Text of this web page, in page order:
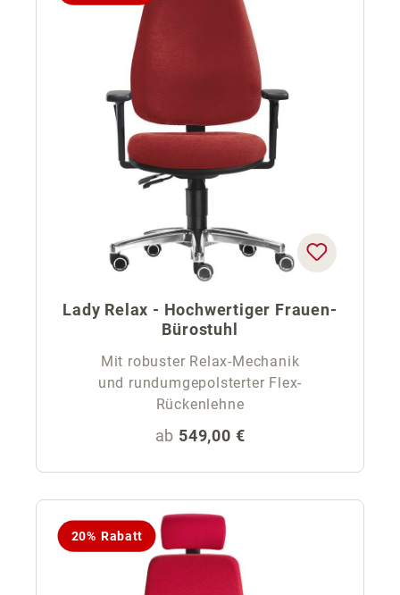
Lady Relax - Hochwertiger Frauen-
Bürostuhl
Mit robuster Relax-Mechanik
und rundumgepolsterter Flex-
Rückenlehne
Regulärer Preis:
ab 549,00 €
20% Rabatt